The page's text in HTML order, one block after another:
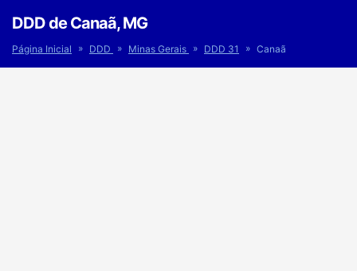
DDD de Canaã, MG
Página Inicial » DDD » Minas Gerais » DDD 31 » Canaã